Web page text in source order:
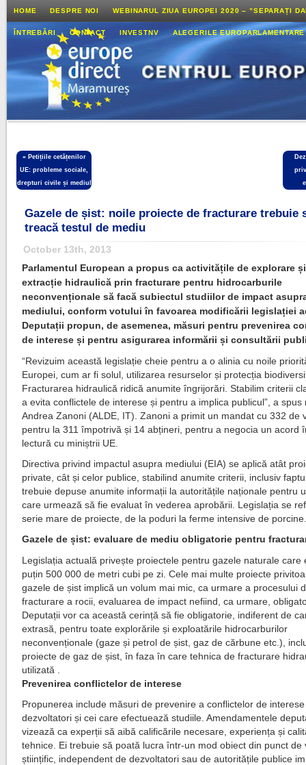
HOME DESPRE NOI WEBINARUL ZIUA EUROPEI 2020 – ”SEPARAȚI
ÎNTREBĂRI CONTACT INVESTNV ALEGERILE
« Petițiile cetățenilor
UE: probleme sociale,
drepturi civile și mediul
Gazele de șist: noile proiecte de fracturare trebuie
treacă testul de mediu
October 13th, 2013
Parlamentul European a propus ca activitățile de explorare
extracție hidraulică prin fracturare pentru hidrocarburile
neconvenționale să facă subiectul studiilor de impact
mediului, conform votului în favoarea modificării legislației
Deputații propun, de asemenea, măsuri pentru prevenirea
de interese și pentru asigurarea informării și consultării
“Revizuim această legislație cheie pentru a o alinia cu noile
Europei, cum ar fi solul, utilizarea resurselor și protecția
Fracturarea hidraulică ridică anumite îngrijorări. Stabilim criterii
a evita conflictele de interese și pentru a implica publicul”, a spus
Andrea Zanoni (ALDE, IT). Zanoni a primit un mandat cu 332 de
pentru la 311 împotrivă și 14 abțineri, pentru a negocia un acord
lectură cu miniștrii UE.
Directiva privind impactul asupra mediului (EIA) se aplică atât
private, cât și celor publice, stabilind anumite criterii, inclusiv
trebuie depuse anumite informații la autoritățile naționale pentru
care urmează să fie evaluat în vederea aprobării. Legislația se
serie mare de proiecte, de la poduri la ferme intensive de
Gazele de șist: evaluare de mediu obligatorie pentru
Legislația actuală privește proiectele pentru gazele naturale care
puțin 500 000 de metri cubi pe zi. Cele mai multe proiecte
gazele de șist implică un volum mai mic, ca urmare a procesului
fracturare a rocii, evaluarea de impact nefiind, ca urmare,
Deputații vor ca această cerință să fie obligatorie, indiferent de
extrasă, pentru toate explorările și exploatările hidrocarburilor
neconvenționale (gaze și petrol de șist, gaz de cărbune etc.),
proiecte de gaz de șist, în faza în care tehnica de fracturare
utilizată .
Prevenirea conflictelor de interese
Propunerea include măsuri de prevenire a conflictelor de
dezvoltatori și cei care efectuează studiile. Amendamentele
vizează ca experții să aibă calificările necesare, experiența și
tehnice. Ei trebuie să poată lucra într-un mod obiect din punct de
științific, independent de dezvoltatori sau de autoritățile publice